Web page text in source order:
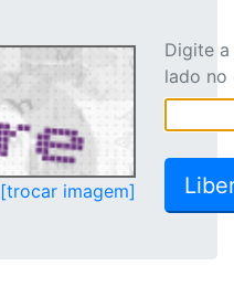
[trocar imagem]
Digite
lado no